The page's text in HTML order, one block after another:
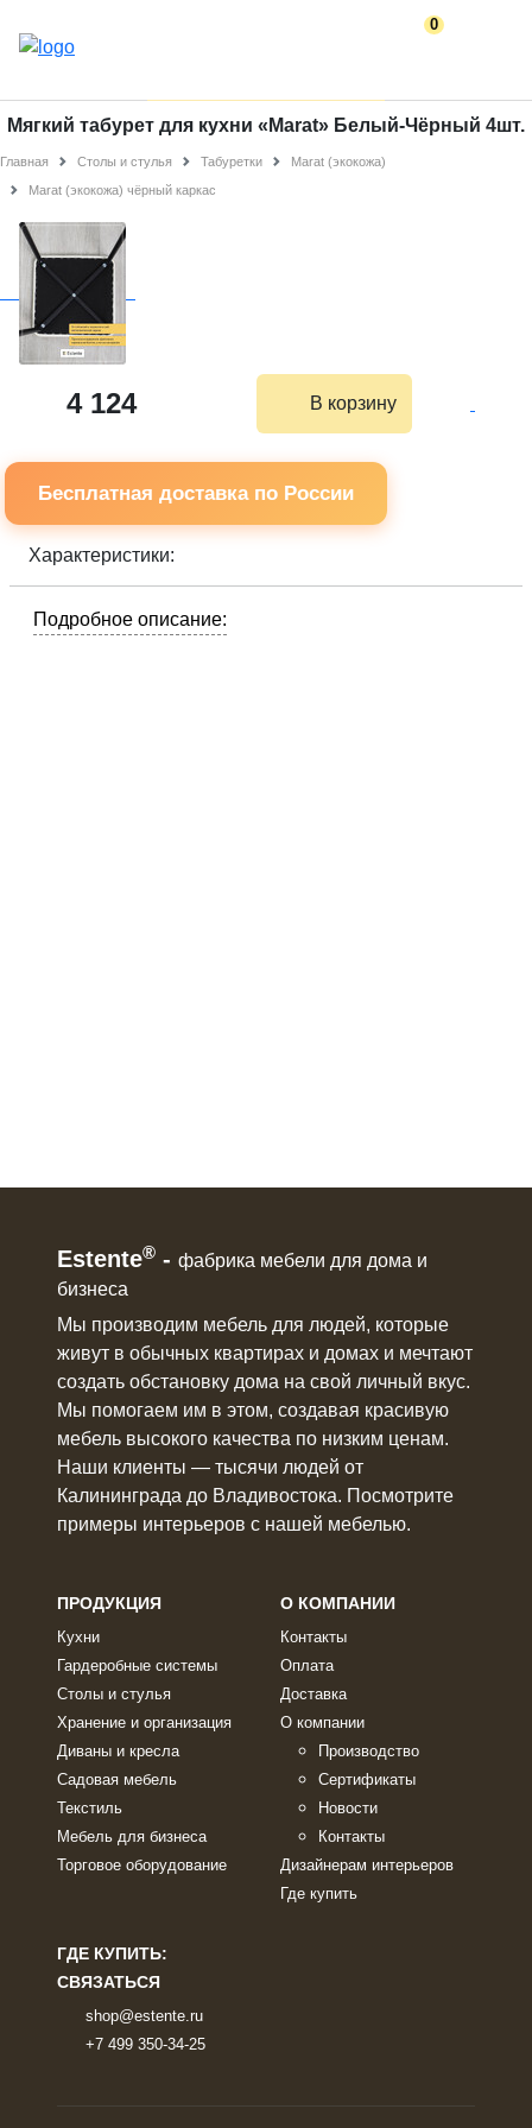
0
Мягкий табурет для кухни «Marat» Белый-Чёрный 4шт.
Главная Столы и стулья Табуретки
Marat (экокожа)
Marat (экокожа) чёрный каркас
4 124 В корзину
Бесплатная доставка по России
Характеристики:
Подробное описание:
Estente® - фабрика мебели для дома и
бизнеса
Мы производим мебель для людей, которые
живут в обычных квартирах и домах и мечтают
создать обстановку дома на свой личный вкус.
Мы помогаем им в этом, создавая красивую
мебель высокого качества по низким ценам.
Наши клиенты ― тысячи людей от
Калининграда до Владивостока. Посмотрите
примеры интерьеров с нашей мебелью.
ПРОДУКЦИЯ
Кухни
Гардеробные системы
Столы и стулья
Хранение и организация
Диваны и кресла
Садовая мебель
Текстиль
Мебель для бизнеса
Торговое оборудование
О КОМПАНИИ
Контакты
Оплата
Доставка
О компании
Производство
Сертификаты
Новости
Контакты
Дизайнерам интерьеров
Где купить
ГДЕ КУПИТЬ:
СВЯЗАТЬСЯ
shop@estente.ru
+7 499 350-34-25